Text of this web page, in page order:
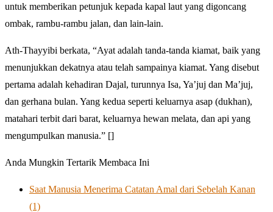
untuk memberikan petunjuk kepada kapal laut yang digoncang
ombak, rambu-rambu jalan, dan lain-lain.
Ath-Thayyibi berkata, “Ayat adalah tanda-tanda kiamat, baik yang
menunjukkan dekatnya atau telah sampainya kiamat. Yang disebut
pertama adalah kehadiran Dajal, turunnya Isa, Ya’juj dan Ma’juj,
dan gerhana bulan. Yang kedua seperti keluarnya asap (dukhan),
matahari terbit dari barat, keluarnya hewan melata, dan api yang
mengumpulkan manusia.” []
Anda Mungkin Tertarik Membaca Ini
Saat Manusia Menerima Catatan Amal dari Sebelah Kanan
(1)